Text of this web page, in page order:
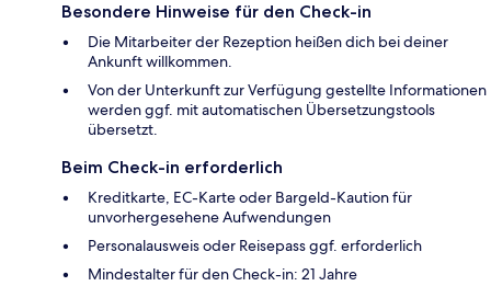
Besondere Hinweise für den Check-in
Die Mitarbeiter der Rezeption heißen dich bei deiner
Ankunft willkommen.
Von der Unterkunft zur Verfügung gestellte Informationen
werden ggf. mit automatischen Übersetzungstools
übersetzt.
Beim Check-in erforderlich
Kreditkarte, EC-Karte oder Bargeld-Kaution für
unvorhergesehene Aufwendungen
Personalausweis oder Reisepass ggf. erforderlich
Mindestalter für den Check-in: 21 Jahre